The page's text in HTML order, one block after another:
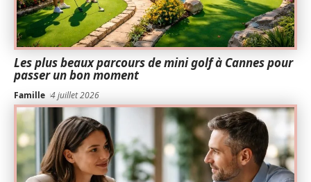
Les plus beaux parcours de mini golf à Cannes pour
passer un bon moment
Famille 4 juillet 2026